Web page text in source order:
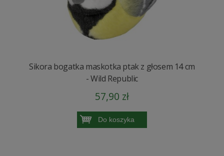
Sikora bogatka maskotka ptak z głosem 14 cm
- Wild Republic
57,90 zł
Do koszyka